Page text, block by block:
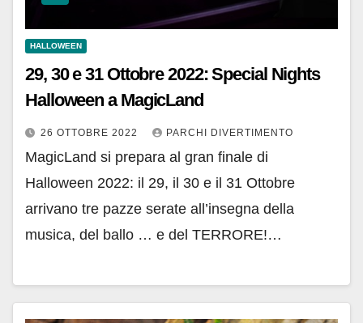
HALLOWEEN
29, 30 e 31 Ottobre 2022: Special Nights
Halloween a MagicLand
26 OTTOBRE 2022 PARCHI DIVERTIMENTO
MagicLand si prepara al gran finale di
Halloween 2022: il 29, il 30 e il 31 Ottobre
arrivano tre pazze serate all’insegna della
musica, del ballo … e del TERRORE!…